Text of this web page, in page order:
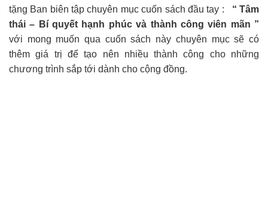
tặng Ban biên tập chuyên mục cuốn sách đầu tay : “ Tâm
thái – Bí quyết hạnh phúc và thành công viên mãn ”
với mong muốn qua cuốn sách này chuyên mục sẽ có
thêm giá trị để tạo nên nhiều thành công cho những
chương trình sắp tới dành cho cộng đồng.